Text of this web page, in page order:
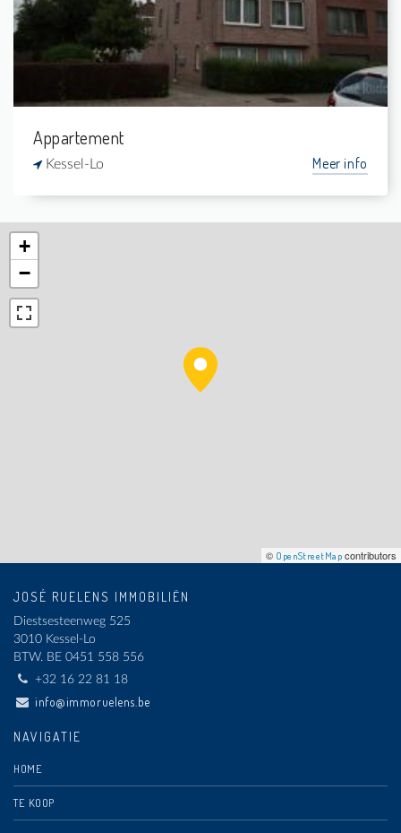
1
Appartement
Kessel-Lo Meer info
+
−
© OpenStreetMap contributors
JOSÉ RUELENS IMMOBILIËN
Diestsesteenweg 525
3010 Kessel-Lo
BTW. BE 0451 558 556
+32 16 22 81 18
info@immoruelens.be
NAVIGATIE
HOME
TE KOOP